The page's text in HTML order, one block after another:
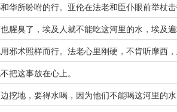
华所吩咐的行。亚伦在法老和臣仆眼前举杖
腥臭了，埃及人就不能吃这河里的水，埃及遍
邪术照样而行。法老心里刚硬，不肯听摩西，
把这事放在心上。
挖地，要得水喝，因为他们不能喝这河里的水